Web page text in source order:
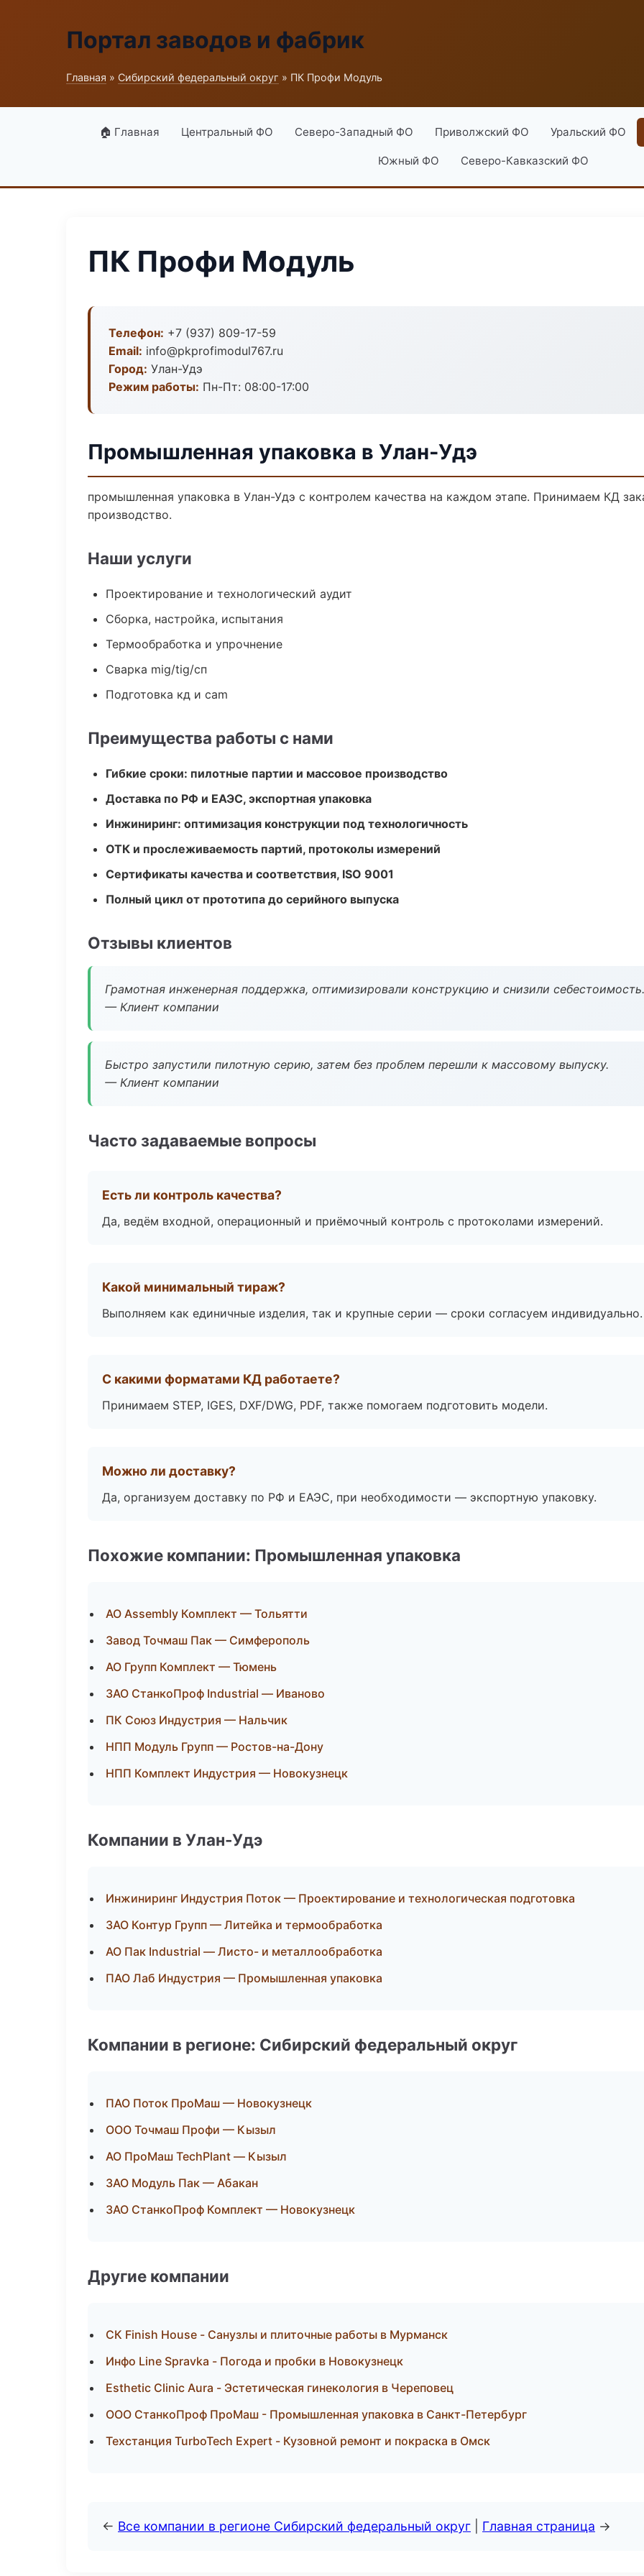
Портал заводов и фабрик
Главная » Сибирский федеральный округ » ПК Профи Модуль
🏠 Главная Центральный ФО Северо-Западный ФО Приволжский ФО Уральский ФО
Южный ФО Северо-Кавказский ФО
ПК Профи Модуль
Телефон: +7 (937) 809-17-59
Email: info@pkprofimodul767.ru
Город: Улан-Удэ
Режим работы: Пн-Пт: 08:00-17:00
Промышленная упаковка в Улан-Удэ
промышленная упаковка в Улан-Удэ с контролем качества на каждом этапе. Принимаем КД
производство.
Наши услуги
Проектирование и технологический аудит
Сборка, настройка, испытания
Термообработка и упрочнение
Сварка mig/tig/сп
Подготовка кд и cam
Преимущества работы с нами
Гибкие сроки: пилотные партии и массовое производство
Доставка по РФ и ЕАЭС, экспортная упаковка
Инжиниринг: оптимизация конструкции под технологичность
ОТК и прослеживаемость партий, протоколы измерений
Сертификаты качества и соответствия, ISO 9001
Полный цикл от прототипа до серийного выпуска
Отзывы клиентов
Грамотная инженерная поддержка, оптимизировали конструкцию и снизили себестоимость.
— Клиент компании
Быстро запустили пилотную серию, затем без проблем перешли к массовому выпуску.
— Клиент компании
Часто задаваемые вопросы
Есть ли контроль качества?
Да, ведём входной, операционный и приёмочный контроль с протоколами измерений.
Какой минимальный тираж?
Выполняем как единичные изделия, так и крупные серии — сроки согласуем индивидуально.
С какими форматами КД работаете?
Принимаем STEP, IGES, DXF/DWG, PDF, также помогаем подготовить модели.
Можно ли доставку?
Да, организуем доставку по РФ и ЕАЭС, при необходимости — экспортную упаковку.
Похожие компании: Промышленная упаковка
АО Assembly Комплект — Тольятти
Завод Точмаш Пак — Симферополь
АО Групп Комплект — Тюмень
ЗАО СтанкоПроф Industrial — Иваново
ПК Союз Индустрия — Нальчик
НПП Модуль Групп — Ростов-на-Дону
НПП Комплект Индустрия — Новокузнецк
Компании в Улан-Удэ
Инжиниринг Индустрия Поток — Проектирование и технологическая подготовка
ЗАО Контур Групп — Литейка и термообработка
АО Пак Industrial — Листо- и металлообработка
ПАО Лаб Индустрия — Промышленная упаковка
Компании в регионе: Сибирский федеральный округ
ПАО Поток ПроМаш — Новокузнецк
ООО Точмаш Профи — Кызыл
АО ПроМаш TechPlant — Кызыл
ЗАО Модуль Пак — Абакан
ЗАО СтанкоПроф Комплект — Новокузнецк
Другие компании
СК Finish House - Санузлы и плиточные работы в Мурманск
Инфо Line Spravka - Погода и пробки в Новокузнецк
Esthetic Clinic Aura - Эстетическая гинекология в Череповец
ООО СтанкоПроф ПроМаш - Промышленная упаковка в Санкт-Петербург
Техстанция TurboTech Expert - Кузовной ремонт и покраска в Омск
← Все компании в регионе Сибирский федеральный округ Главная страница →